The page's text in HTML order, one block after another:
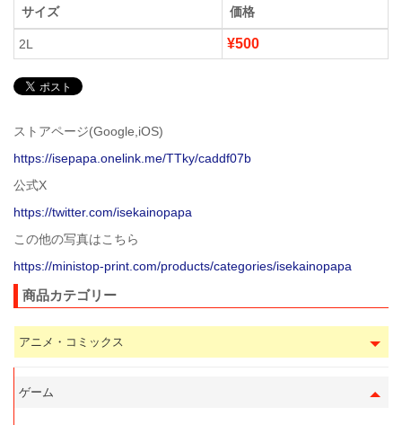
サイズ 価格
2L ¥500
ストアページ(Google,iOS)
https://isepapa.onelink.me/TTky/caddf07b
公式X
https://twitter.com/isekainopapa
この他の写真はこちら
https://ministop-print.com/products/categories/isekainopapa
商品カテゴリー
アニメ・コミックス
ゲーム